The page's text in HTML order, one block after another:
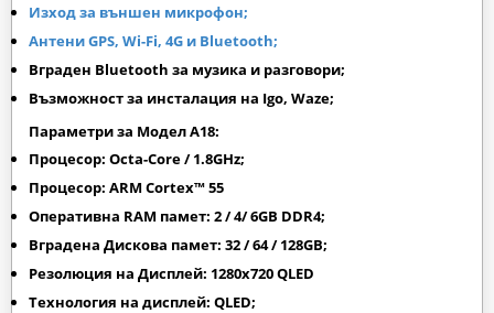
Изход за външен микрофон;
Антени GPS, Wi-Fi, 4G и Bluetooth;
Вграден Bluetooth за музика и разговори;
Възможност за инсталация на Igo, Waze;
Параметри за Модел A18:
Процесор: Octa-Core / 1.8GHz;
Процесор: ARM Cortex™ 55
Оперативна RAM памет: 2 / 4/ 6GB DDR4;
Вградена Дискова памет: 32 / 64 / 128GB;
Резолюция на Дисплей: 1280х720 QLED
Технология на дисплей: QLED;